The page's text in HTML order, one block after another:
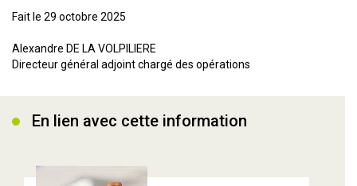
Fait le 29 octobre 2025
Alexandre DE LA VOLPILIERE
Directeur général adjoint chargé des opérations
En lien avec cette information